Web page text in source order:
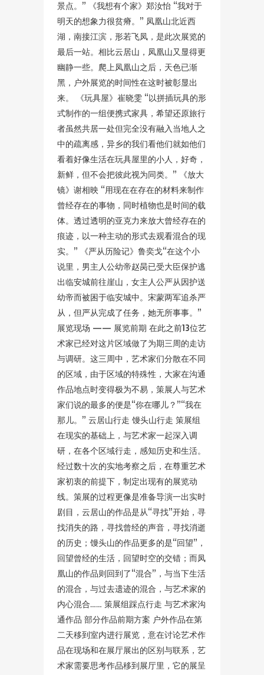
景点。” 《我想有个家》郑汝怡 “我对于
明天的想象力很贫瘠。” 凤凰山北近西
湖，南接江滨，形若飞凤，是此次展览的
最后一站。相比云居山，凤凰山又显得更
幽静一些。爬上凤凰山之后，天色已渐
黑，户外展览的时间性在这时被彰显出
来。 《玩具屋》崔晓雯 “以拼插玩具的形
式制作的一组便携式家具，希望还原旅行
者虽然共居一处但完全没有融入当地人之
中的疏离感，异乡的我们看他们就如他们
看着好像生活在玩具屋里的小人，好奇，
新鲜，但不会把彼此视为同类。” 《放大
镜》谢相映 “用现在在存在的材料来制作
曾经存在的事物，同时植物也是时间的载
体。透过透明的亚克力来放大曾经存在的
痕迹，以一种主动的形式去观看混合的现
实。” 《严从历险记》鲁奕戈“在这个小
说里，男主人公幼帝赵昺已受大臣保护逃
出临安城前往崖山，女主人公严从因护送
幼帝而被困于临安城中。宋蒙两军追杀严
从，但严从完成了任务，她无所事事。”
展览现场 —— 展览前期 在此之前13位艺
术家已经对这片区域做了为期三周的走访
与调研。这三周中，艺术家们分散在不同
的区域，由于区域的特殊性，大家在沟通
作品地点时变得极为不易，策展人与艺术
家们说的最多的便是“你在哪儿？”“我在
那儿。” 云居山行走 馒头山行走 策展组
在现实的基础上，与艺术家一起深入调
研，在各个区域行走，感知历史和生活。
经过数十次的实地考察之后，在尊重艺术
家初衷的前提下，制定出现有的展览动
线。策展的过程更像是准备导演一出实时
剧目，云居山的作品是从“寻找”开始，寻
找消失的路，寻找曾经的声音，寻找消逝
的历史；馒头山的作品更多的是“回望”，
回望曾经的生活，回望时空的交错；而凤
凰山的作品则回到了“混合”，与当下生活
的混合，与过去遗迹的混合，与艺术家的
内心混合…… 策展组踩点行走 与艺术家沟
通作品 部分作品前期方案 户外作品在第
二天移到室内进行展览，意在讨论艺术作
品在现场和在展厅展出的区别与联系，艺
术家需要思考作品移到展厅里，它的展呈